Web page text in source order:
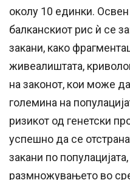
околу 10 единки. Освен
балканскиот рис ѝ се
закани, како
живеалиштата,
на законот, кои може
големина на
ризикот од генетски
успешно да се
закани по
размножувањето во